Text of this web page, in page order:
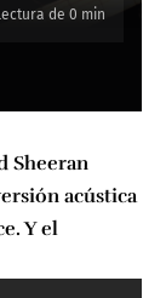
de 0 min
Sheeran
acústica
Y el